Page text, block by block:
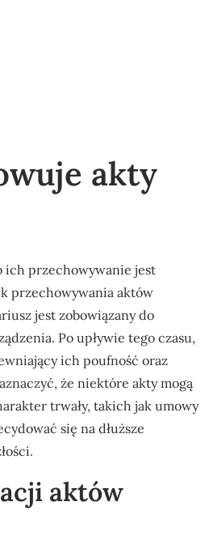
akty
ich przechowywanie jest
przechowywania aktów
jest zobowiązany do
Po upływie tego czasu,
ich poufność oraz
że niektóre akty mogą
trwały, takich jak umowy
się na dłuższe
aktów